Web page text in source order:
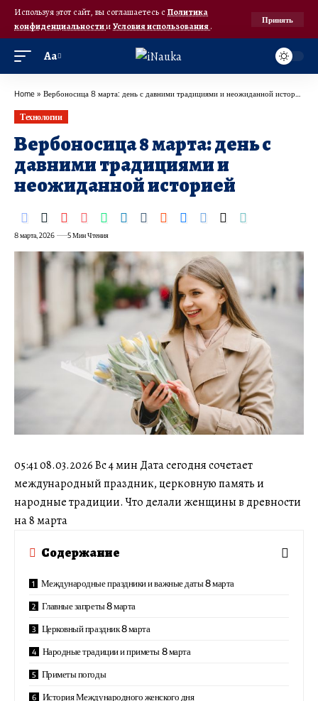
Используя этот сайт, вы соглашаетесь с Политика
конфиденциальностииУсловия использования.
Принять
Аа
Home » Вербоносица 8 марта: день с давними традициями и неожиданной историей
Технологии
Вербоносица 8 марта: день с
давними традициями и
неожиданной историей
8 марта, 2026 5 Мин Чтения
05:41 08.03.2026 Вс 4 мин Дата сегодня сочетает
международный праздник, церковную память и
народные традиции. Что делали женщины в древности
на 8 марта
Содержание
Международные праздники и важные даты 8 марта
Главные запреты 8 марта
Церковный праздник 8 марта
Народные традиции и приметы 8 марта
Приметы погоды
История Международного женского дня